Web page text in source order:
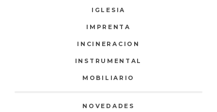
IGLESIA
IMPRENTA
INCINERACION
INSTRUMENTAL
MOBILIARIO
NOVEDADES